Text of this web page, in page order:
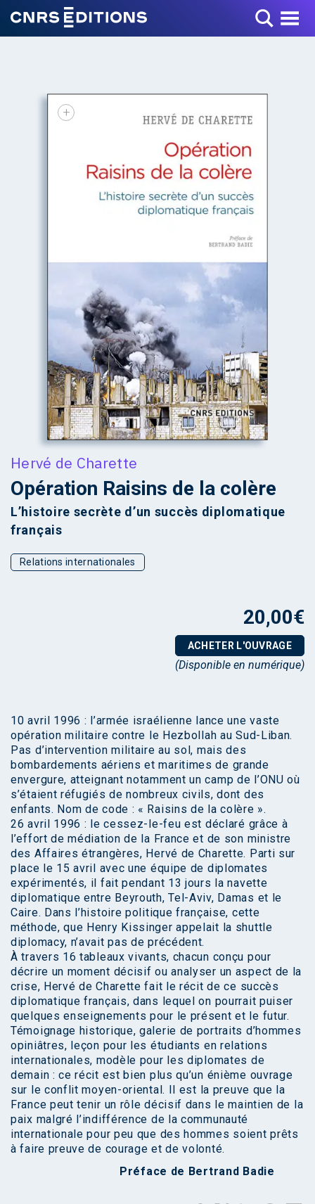
Toggle Menu
+
Hervé de Charette
Opération Raisins de la colère
L’histoire secrète d’un succès diplomatique
français
Relations internationales
20,00€
ACHETER L'OUVRAGE
(Disponible en numérique)
10 avril 1996 : l’armée israélienne lance une vaste
opération militaire contre le Hezbollah au Sud-Liban.
Pas d’intervention militaire au sol, mais des
bombardements aériens et maritimes de grande
envergure, atteignant notamment un camp de l’ONU où
s’étaient réfugiés de nombreux civils, dont des
enfants. Nom de code : « Raisins de la colère ».
26 avril 1996 : le cessez-le-feu est déclaré grâce à
l’effort de médiation de la France et de son ministre
des Affaires étrangères, Hervé de Charette. Parti sur
place le 15 avril avec une équipe de diplomates
expérimentés, il fait pendant 13 jours la navette
diplomatique entre Beyrouth, Tel-Aviv, Damas et le
Caire. Dans l’histoire politique française, cette
méthode, que Henry Kissinger appelait la shuttle
diplomacy, n’avait pas de précédent.
À travers 16 tableaux vivants, chacun conçu pour
décrire un moment décisif ou analyser un aspect de la
crise, Hervé de Charette fait le récit de ce succès
diplomatique français, dans lequel on pourrait puiser
quelques enseignements pour le présent et le futur.
Témoignage historique, galerie de portraits d’hommes
opiniâtres, leçon pour les étudiants en relations
internationales, modèle pour les diplomates de
demain : ce récit est bien plus qu’un énième ouvrage
sur le conflit moyen-oriental. Il est la preuve que la
France peut tenir un rôle décisif dans le maintien de la
paix malgré l’indifférence de la communauté
internationale pour peu que des hommes soient prêts
à faire preuve de courage et de volonté.
Préface de Bertrand Badie